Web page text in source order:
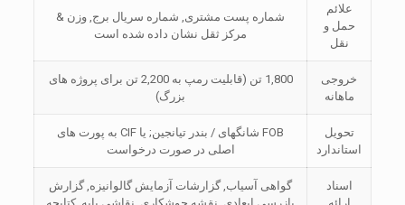
علائم
حمل و
نقل
شماره پست مشتری, شماره سریال برج, وزن &
مرکز ثقل نشان داده شده است
خروجی
ماهانه
1,800 تن (قابلیت رمپ به 2,200 تن برای پروژه های
بزرگ)
تحویل
استاندارد
FOB شانگهای / بندر تیانجین; یا CIF به پورت های
اصلی در صورت درخواست
اسناد
گواهی آسیاب, گزارشات آزمایش گالوانیزه, گزارش